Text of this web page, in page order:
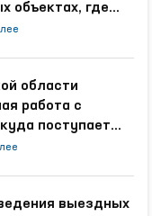
объектах, где
области
работа с
поступает
обращений
выездных